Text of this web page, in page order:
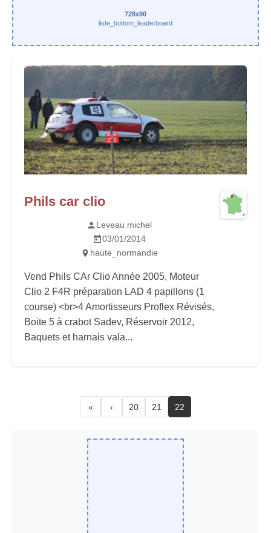
728x90
liste_bottom_leaderboard
Phils car clio
Leveau michel
03/01/2014
haute_normandie
Vend Phils CAr Clio Année 2005, Moteur
Clio 2 F4R préparation LAD 4 papillons (1
course) <br>4 Amortisseurs Proflex Révisés,
Boite 5 à crabot Sadev, Réservoir 2012,
Baquets et harnais vala...
« ‹ 20 21 22